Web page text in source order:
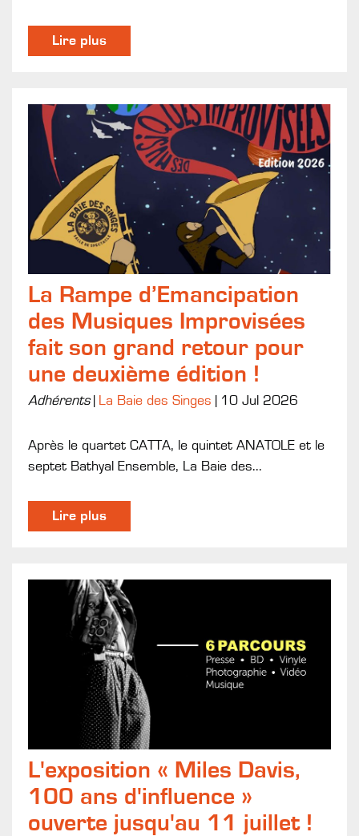
Lire plus
La Rampe d’Emancipation
des Musiques Improvisées
fait son grand retour pour
une deuxième édition !
Adhérents La Baie des Singes 10 Jul 2026
Après le quartet CATTA, le quintet ANATOLE et le
septet Bathyal Ensemble, La Baie des...
Lire plus
L'exposition « Miles Davis,
100 ans d'influence »
ouverte jusqu'au 11 juillet !